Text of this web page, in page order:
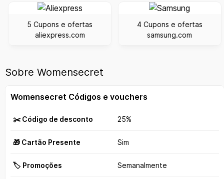
5 Cupons e ofertas
aliexpress.com
4 Cupons e ofertas
samsung.com
Sobre Womensecret
Womensecret Códigos e vouchers
✂️ Código de desconto 25%
🎁 Cartão Presente Sim
🏷️ Promoções Semanalmente